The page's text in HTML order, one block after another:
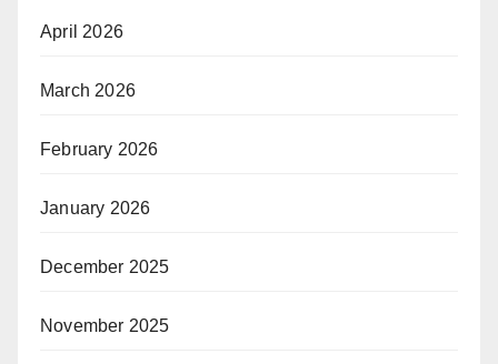
April 2026
March 2026
February 2026
January 2026
December 2025
November 2025